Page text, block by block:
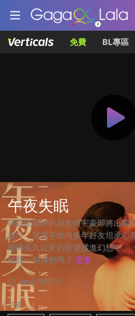
免費 BL專區
午夜失眠
柯蔚凱最好的朋友何宇豪即將出國
旅行，遲遲不敢向多年好友坦承心
能將長久以來的欲望揉進幻想中
給我一個擁抱嗎？ 更多
8m台灣2020
字幕